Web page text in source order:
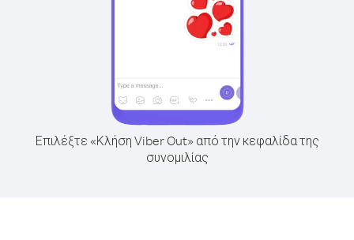
Επιλέξτε «Κλήση Viber Out» από την κεφαλίδα της
συνομιλίας